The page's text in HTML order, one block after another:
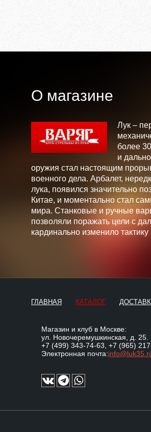
О магазине
Лук –
более
и
оружия стал настоящим
военного дела. Арбалет,
лука, появился значительно
Китае, и моментально стал
мира. Станковые и ручные
позволяли поражать цели с
кардинально изменило
ГЛАВНАЯ КАТАЛОГ
Магазин и клуб в Москве:
ул. Новочеремушкинская, д.
+7 (499) 343-74-63 +7 (965)
Электронная почта: